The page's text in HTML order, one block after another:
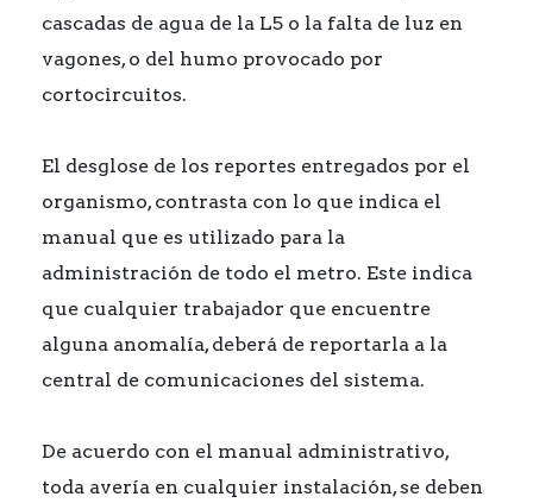
cascadas de agua de la L5 o la falta de luz en
vagones, o del humo provocado por
cortocircuitos.
El desglose de los reportes entregados por el
organismo, contrasta con lo que indica el
manual que es utilizado para la
administración de todo el metro. Este indica
que cualquier trabajador que encuentre
alguna anomalía, deberá de reportarla a la
central de comunicaciones del sistema.
De acuerdo con el manual administrativo,
toda avería en cualquier instalación, se deben